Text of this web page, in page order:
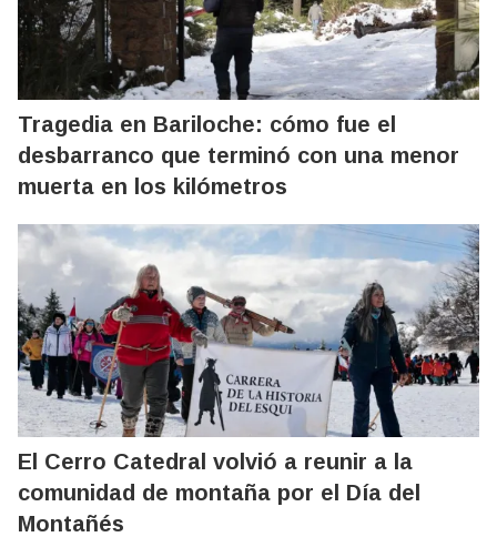
Tragedia en Bariloche: cómo fue el
desbarranco que terminó con una menor
muerta en los kilómetros
El Cerro Catedral volvió a reunir a la
comunidad de montaña por el Día del
Montañés